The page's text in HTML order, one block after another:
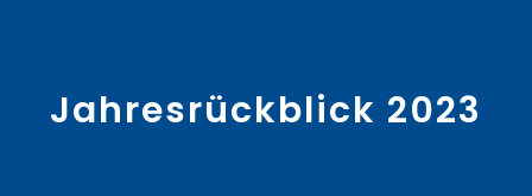
Jahresrückblick 2023